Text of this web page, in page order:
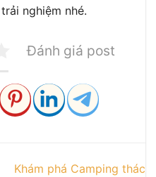
nghiệm nhé.
Đánh giá post
Khám phá Camping thác